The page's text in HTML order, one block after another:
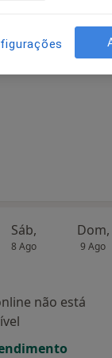
Sáb,
8 Ago
Dom,
9 Ago
não está